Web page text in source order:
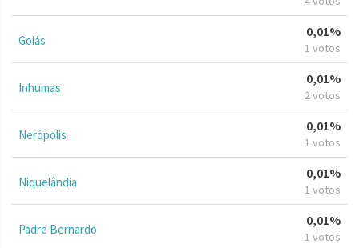
Goiás
0,01%
1 votos
Inhumas
0,01%
2 votos
Nerópolis
0,01%
1 votos
Niquelândia
0,01%
1 votos
Padre Bernardo
0,01%
1 votos